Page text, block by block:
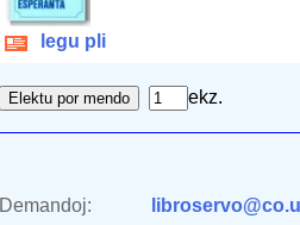
legu pli
ekz.
Demandoj: